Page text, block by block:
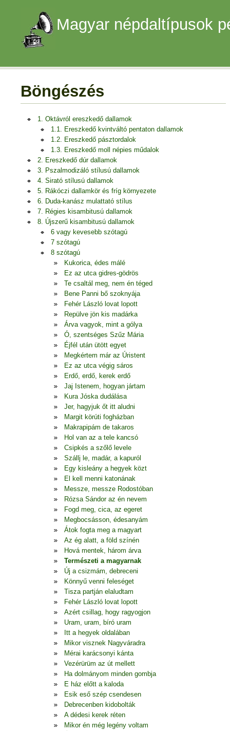
Magyar népdaltípusok
Böngészés
1. Oktávról ereszkedő dallamok
1.1. Ereszkedő kvintváltó pentaton dallamok
1.2. Ereszkedő pásztordalok
1.3. Ereszkedő moll népies műdalok
2. Ereszkedő dúr dallamok
3. Pszalmodizáló stílusú dallamok
4. Sirató stílusú dallamok
5. Rákóczi dallamkör és fríg környezete
6. Duda-kanász mulattató stílus
7. Régies kisambitusú dallamok
8. Újszerű kisambitusú dallamok
6 vagy kevesebb szótagú
7 szótagú
8 szótagú
Kukorica, édes málé
Ez az utca gidres-gödrös
Te csaltál meg, nem én téged
Bene Panni bő szoknyája
Fehér László lovat lopott
Repülve jön kis madárka
Árva vagyok, mint a gólya
Ó, szentséges Szűz Mária
Éjfél után ütött egyet
Megkértem már az Úristent
Ez az utca végig sáros
Erdő, erdő, kerek erdő
Jaj Istenem, hogyan jártam
Kura Jóska dudálása
Jer, hagyjuk őt itt aludni
Margit körúti fogházban
Makrapipám de takaros
Hol van az a tele kancsó
Csipkés a szőlő levele
Szállj le, madár, a kapuról
Egy kisleány a hegyek közt
El kell menni katonának
Messze, messze Rodostóban
Rózsa Sándor az én nevem
Fogd meg, cica, az egeret
Megbocsásson, édesanyám
Átok fogta meg a magyart
Az ég alatt, a föld színén
Hová mentek, három árva
Természeti a magyarnak
Új a csizmám, debreceni
Könnyű venni feleséget
Tisza partján elaludtam
Fehér László lovat lopott
Azért csillag, hogy ragyogjon
Uram, uram, bíró uram
Itt a hegyek oldalában
Mikor visznek Nagyváradra
Mérai karácsonyi kánta
Vezérürüm az út mellett
Ha dolmányom minden gombja
E ház előtt a kaloda
Esik eső szép csendesen
Debrecenben kidobolták
A dédesi kerek réten
Mikor én még legény voltam